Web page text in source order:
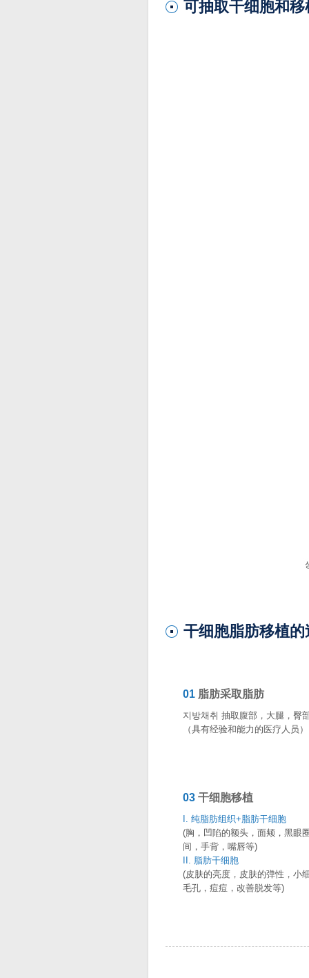
可抽取干细胞和
干细胞脂肪移植的
01 脂肪采取脂肪
지방채취 抽取腹部，大腿，臀
（具有经验和能力的医疗人员）
03 干细胞移植
I. 纯脂肪组织+脂肪干细胞
(胸，凹陷的额头，面颊，黑眼
间，手背，嘴唇等)
II. 脂肪干细胞
(皮肤的亮度，皮肤的弹性，小
毛孔，痘痘，改善脱发等)